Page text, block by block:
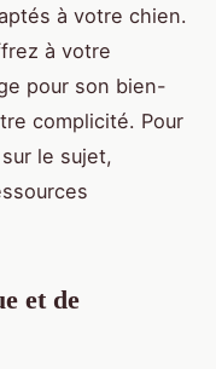
à votre chien.
à votre
pour son bien-
complicité. Pour
le sujet,
et de